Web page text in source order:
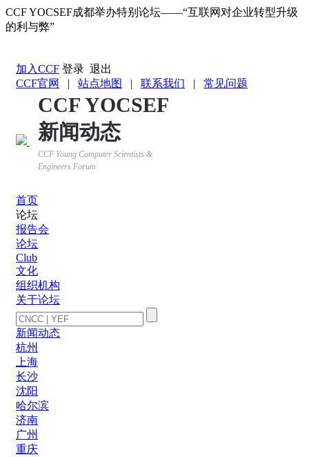
CCF YOCSEF成都举办特别论坛——“互联网对企业转型升级
的利与弊”
加入CCF 登录 退出
CCF官网
| 站点地图 | 联系我们 | 常见问题
CCF YOCSEF
新闻动态
CCF Young Computer Scientists &
Engineers Forum
首页
论坛
报告会
论坛
Club
文化
组织机构
关于论坛
新闻动态
杭州
上海
长沙
沈阳
哈尔滨
济南
广州
重庆